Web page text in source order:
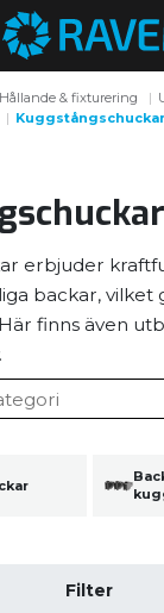
Hållande & fixturering
erbjuder
backar, vilket
finns även
Filter